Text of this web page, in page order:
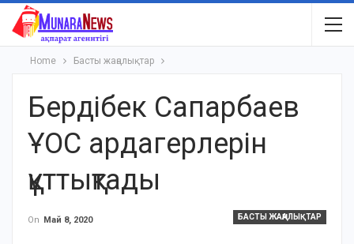
Home Басты жаңалықтар
Бердібек Сапарбаев
ҰОС ардагерлерін
құттықтады
БАСТЫ ЖАҢАЛЫҚТАР
On Май 8, 2020